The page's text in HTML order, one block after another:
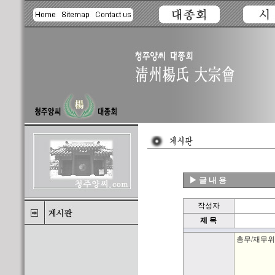
▶ 글 내 용
작성자
제 목
총무/재무